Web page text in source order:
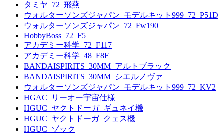
タミヤ_72_飛燕
ウォルターソンズジャパン_モデルキット999_72_P51D
ウォルターソンズジャパン_72_Fw190
HobbyBoss_72_F5
アカデミー科学_72_F117
アカデミー科学_48_F8F
BANDAISPIRITS_30MM_アルトブラック
BANDAISPIRITS_30MM_シエルノヴァ
ウォルターソンズジャパン_モデルキット999_72_KV2
HGAC_リーオー宇宙仕様
HGUC_ヤクトドーガ_ギュネイ機
HGUC_ヤクトドーガ_クェス機
HGUC_ゾック